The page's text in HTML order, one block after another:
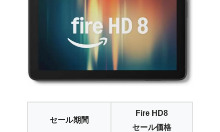
セール期間
Fire HD8
セール価格